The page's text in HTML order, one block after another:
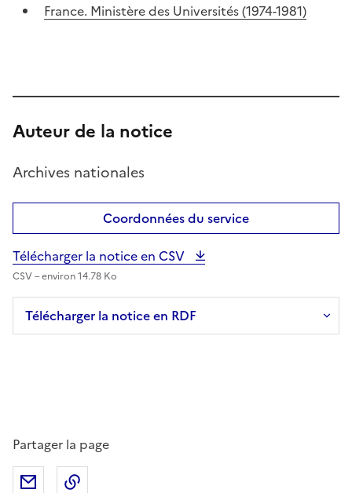
France. Ministère des Universités (1974-1981)
Auteur de la notice
Archives nationales
Coordonnées du service
Télécharger la notice en CSV
CSV – environ 14.78 Ko
Télécharger la notice en RDF
Partager la page
Partager par mail